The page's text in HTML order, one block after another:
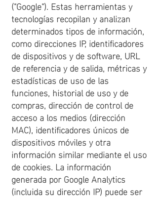
("Google"). Estas herramientas y
tecnologías recopilan y analizan
determinados tipos de información,
como direcciones IP, identificadores
de dispositivos y de software, URL
de referencia y de salida, métricas y
estadísticas de uso de las
funciones, historial de uso y de
compras, dirección de control de
acceso a los medios (dirección
MAC), identificadores únicos de
dispositivos móviles y otra
información similar mediante el uso
de cookies. La información
generada por Google Analytics
(incluida su dirección IP) puede ser